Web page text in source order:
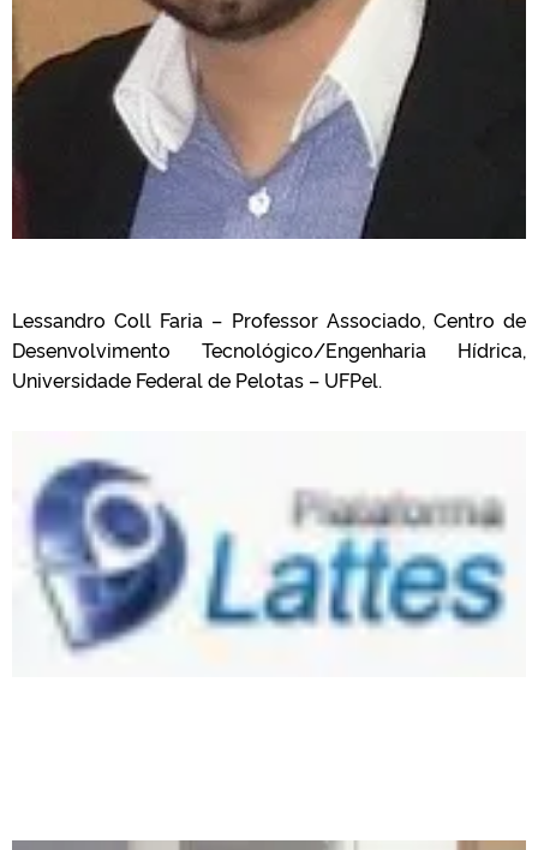
Lessandro Coll Faria – Professor Associado, Centro de
Desenvolvimento Tecnológico/Engenharia Hídrica,
Universidade Federal de Pelotas – UFPel.